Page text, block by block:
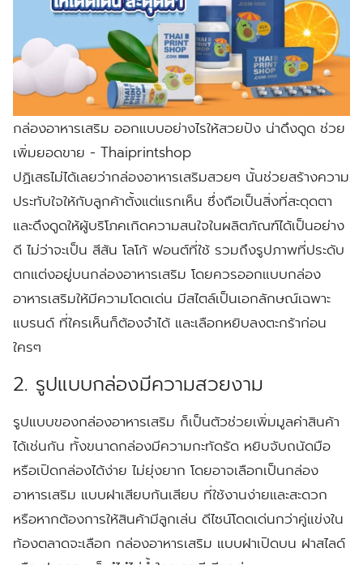
กล่องอาหารเสริม ออกแบบอย่างไรให้สวยปัง น่าดึงดูด ช่วย
เพิ่มยอดขาย - Thaiprintshop
ปฏิเสธไม่ได้เลยว่ากล่องอาหารเสริมสวยๆ นั้นช่วยสร้างความ
ประทับใจให้กับลูกค้าตั้งแต่แรกเห็น ซึ่งถือเป็นสิ่งที่สะดุดตา
และดึงดูดให้ผู้บริโภคเกิดความสนใจในผลิตภัณฑ์ได้เป็นอย่าง
ดี ไม่ว่าจะเป็น สีสัน โลโก้ ฟอนต์ที่ใช้ รวมถึงรูปภาพที่ประดับ
ตกแต่งอยู่บนกล่องอาหารเสริม โดยควรออกแบบกล่อง
อาหารเสริมให้มีความโดดเด่น มีสไตล์เป็นเอกลักษณ์เฉพาะ
แบรนด์ ที่ใครเห็นก็ต้องจำได้ และเลือกหยิบลงตะกร้าก่อน
ใครๆ
2. รูปแบบกล่องมีความสวยงาม
รูปแบบของกล่องอาหารเสริม ก็เป็นตัวช่วยเพิ่มมูลค่าสินค้า
ได้เช่นกัน ทั้งขนาดกล่องมีความกะทัดรัด หยิบจับถนัดมือ
หรือเปิดกล่องได้ง่าย ไม่ยุ่งยาก โดยอาจเลือกเป็นกล่อง
อาหารเสริม แบบฝาเสียบก้นเสียบ ที่ใช้งานง่ายและสะดวก
หรือหากต้องการให้สินค้ามีลูกเล่น ดีไซน์โดดเด่นกว่าคู่แข่งใน
ท้องตลาดจะเลือก กล่องอาหารเสริม แบบฝาเปิดบน ฝาสไลด์